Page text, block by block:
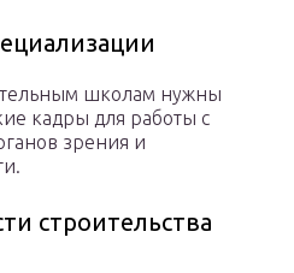
школам нужны
кадры для работы с
зрения и
строительства